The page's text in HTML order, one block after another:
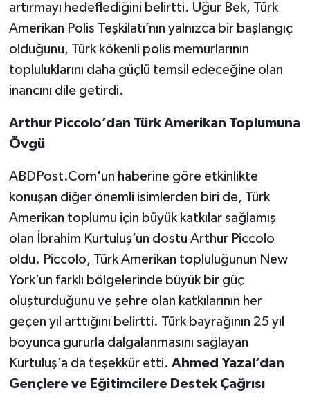
artırmayı hedeflediğini belirtti. Uğur Bek, Türk
Amerikan Polis Teşkilatı’nın yalnızca bir başlangıç
olduğunu, Türk kökenli polis memurlarının
topluluklarını daha güçlü temsil edeceğine olan
inancını dile getirdi.
Arthur Piccolo’dan Türk Amerikan Toplumuna
Övgü
ABDPost.Com'un haberine göre etkinlikte
konuşan diğer önemli isimlerden biri de, Türk
Amerikan toplumu için büyük katkılar sağlamış
olan İbrahim Kurtuluş’un dostu Arthur Piccolo
oldu. Piccolo, Türk Amerikan topluluğunun New
York’un farklı bölgelerinde büyük bir güç
oluşturduğunu ve şehre olan katkılarının her
geçen yıl arttığını belirtti. Türk bayrağının 25 yıl
boyunca gururla dalgalanmasını sağlayan
Kurtuluş’a da teşekkür etti. Ahmed Yazal’dan
Gençlere ve Eğitimcilere Destek Çağrısı